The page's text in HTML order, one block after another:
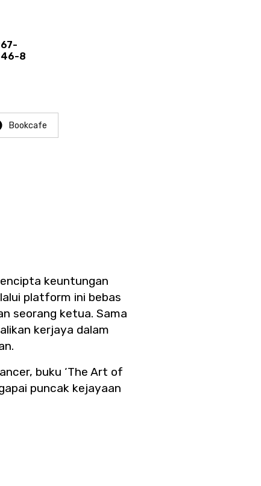
8
Bookcafe
keuntungan
platform ini bebas
seorang ketua. Sama
kerjaya dalam
buku ‘The Art of
puncak kejayaan